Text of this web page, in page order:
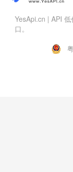
YesApi.cn | API
口。